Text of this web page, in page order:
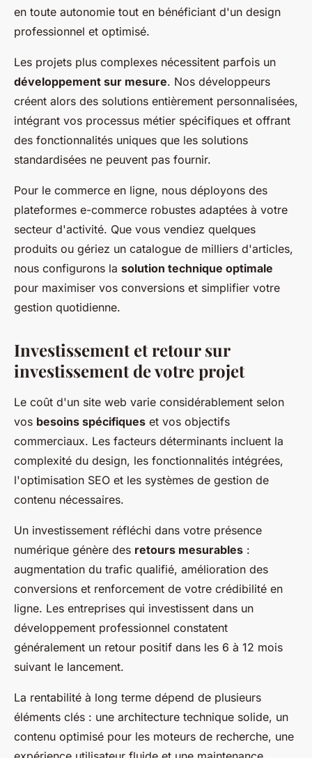
en toute autonomie tout en bénéficiant d'un design
professionnel et optimisé.
Les projets plus complexes nécessitent parfois un
développement sur mesure. Nos développeurs
créent alors des solutions entièrement personnalisées,
intégrant vos processus métier spécifiques et offrant
des fonctionnalités uniques que les solutions
standardisées ne peuvent pas fournir.
Pour le commerce en ligne, nous déployons des
plateformes e-commerce robustes adaptées à votre
secteur d'activité. Que vous vendiez quelques
produits ou gériez un catalogue de milliers d'articles,
nous configurons la solution technique optimale
pour maximiser vos conversions et simplifier votre
gestion quotidienne.
Investissement et retour sur
investissement de votre projet
Le coût d'un site web varie considérablement selon
vos besoins spécifiques et vos objectifs
commerciaux. Les facteurs déterminants incluent la
complexité du design, les fonctionnalités intégrées,
l'optimisation SEO et les systèmes de gestion de
contenu nécessaires.
Un investissement réfléchi dans votre présence
numérique génère des retours mesurables :
augmentation du trafic qualifié, amélioration des
conversions et renforcement de votre crédibilité en
ligne. Les entreprises qui investissent dans un
développement professionnel constatent
généralement un retour positif dans les 6 à 12 mois
suivant le lancement.
La rentabilité à long terme dépend de plusieurs
éléments clés : une architecture technique solide, un
contenu optimisé pour les moteurs de recherche, une